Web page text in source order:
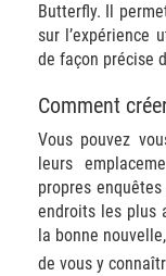
Butterfly. Il
sur l’expérience
de façon précise
Comment
Vous pouvez
leurs
propres
endroits les plus
la bonne
de vous y